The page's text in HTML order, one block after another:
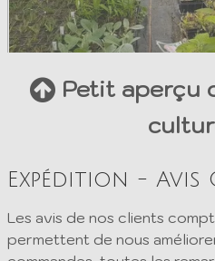
Petit aperçu
Expédition - Avis
Les avis de nos clients